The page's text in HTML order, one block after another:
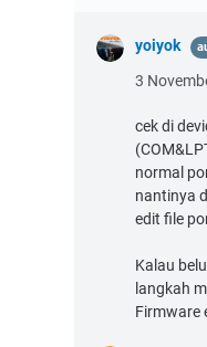
yoiyok
3
cek di
normal
nantinya
edit file
Kalau
langkah
Firmware